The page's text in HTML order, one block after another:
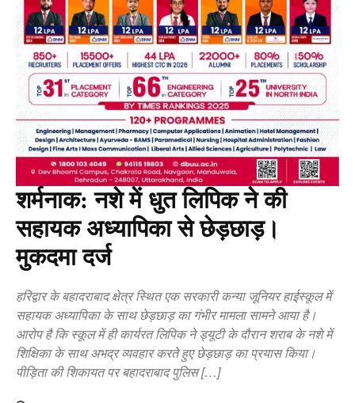
शर्मनाक: नशे में धुत लिपिक ने की
सहायक अध्यापिका से छेड़छाड़।
मुकदमा दर्ज
हरिद्वार के बहादराबाद क्षेत्र स्थित एक सरकारी कन्या जूनियर हाईस्कूल में
सहायक अध्यापिका के साथ छेड़छाड़ का गंभीर मामला सामने आया है।
आरोप है कि स्कूल में ही कार्यरत लिपिक ने ड्यूटी के दौरान शराब के नशे में
शिक्षिका के साथ अभद्र व्यवहार करते हुए छेड़छाड़ का प्रयास किया।
पीड़िता की शिकायत पर बहादराबाद पुलिस […]